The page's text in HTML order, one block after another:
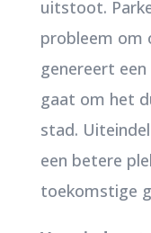
uitstoot.
probleem om
genereert
gaat om het
stad.
een betere
toekomstige